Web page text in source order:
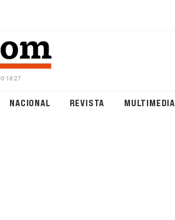
18:27
NACIONAL REVISTA MULTIMEDIA